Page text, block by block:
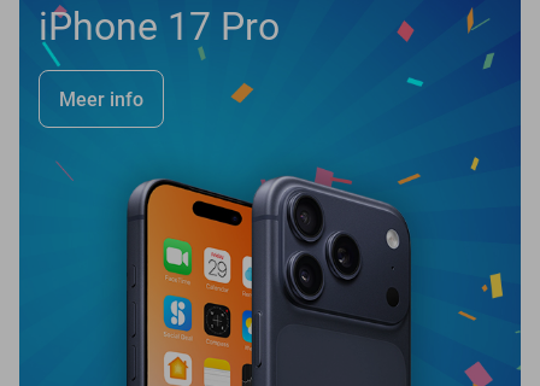
iPhone 17 Pro
Meer info